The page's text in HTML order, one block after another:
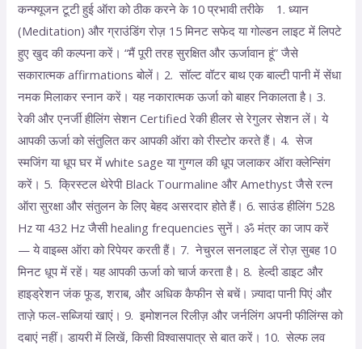
कन्फ्यूजन टूटी हुई ऑरा को ठीक करने के 10 प्रभावी तरीके 1. ध्यान
(Meditation) और ग्राउंडिंग रोज़ 15 मिनट सफेद या गोल्डन लाइट में लिपटे
हुए खुद की कल्पना करें। “मैं पूरी तरह सुरक्षित और ऊर्जावान हूं” जैसे
सकारात्मक affirmations बोलें। 2. सॉल्ट वॉटर बाथ एक बाल्टी पानी में सेंधा
नमक मिलाकर स्नान करें। यह नकारात्मक ऊर्जा को बाहर निकालता है। 3.
रेकी और एनर्जी हीलिंग सेशन Certified रेकी हीलर से रेगुलर सेशन लें। ये
आपकी ऊर्जा को संतुलित कर आपकी ऑरा को रीस्टोर करते हैं। 4. सेज
स्मजिंग या धूप घर में white sage या गुग्गल की धूप जलाकर ऑरा क्लेन्सिंग
करें। 5. क्रिस्टल थेरेपी Black Tourmaline और Amethyst जैसे रत्न
ऑरा सुरक्षा और संतुलन के लिए बेहद असरदार होते हैं। 6. साउंड हीलिंग 528
Hz या 432 Hz जैसी healing frequencies सुनें। ॐ मंत्र का जाप करें
— ये वाइब्स ऑरा को रिपेयर करती हैं। 7. नेचुरल सनलाइट लें रोज़ सुबह 10
मिनट धूप में रहें। यह आपकी ऊर्जा को चार्ज करता है। 8. हेल्दी डाइट और
हाइड्रेशन जंक फूड, शराब, और अधिक कैफीन से बचें। ज़्यादा पानी पिएं और
ताज़े फल-सब्जियां खाएं। 9. इमोशनल रिलीज़ और जर्नलिंग अपनी फीलिंग्स को
दबाएं नहीं। डायरी में लिखें, किसी विश्वासपात्र से बात करें। 10. सेल्फ लव